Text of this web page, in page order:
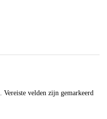
Vereiste velden zijn gemarkeerd